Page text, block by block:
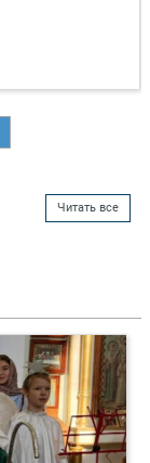
Читать все